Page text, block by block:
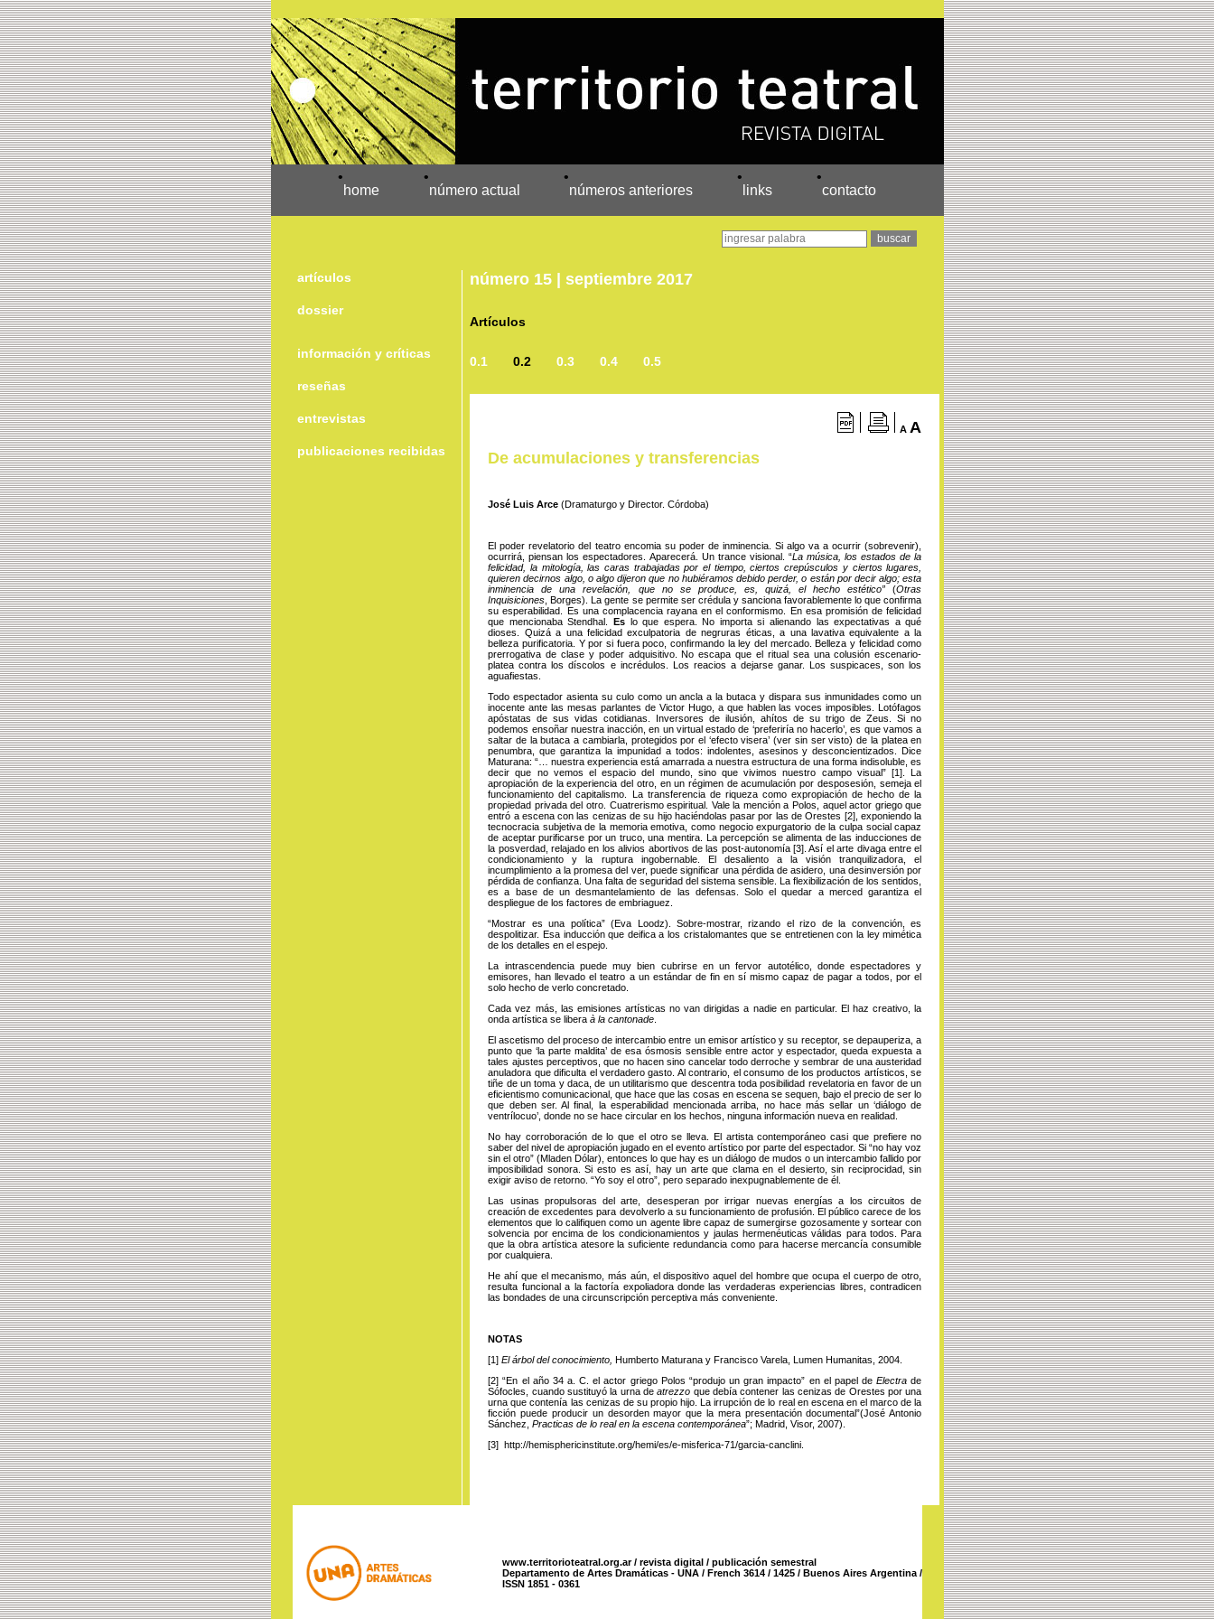
•
home
•
número actual
•
números anteriores
•
links
•
contacto
artículos
dossier
información y críticas
reseñas
entrevistas
publicaciones recibidas
número 15 | septiembre 2017
Artículos
0.1 0.2 0.3 0.4 0.5
A A
De acumulaciones y transferencias
José Luis Arce(Dramaturgo y Director. Córdoba)
El poder revelatorio del teatro encomia su poder de inminencia. Si algo va a ocurrir (sobrevenir),
ocurrirá, piensan los espectadores. Aparecerá. Un trance visional. “La música, los estados de la
felicidad, la mitología, las caras trabajadas por el tiempo, ciertos crepúsculos y ciertos lugares,
quieren decirnos algo, o algo dijeron que no hubiéramos debido perder, o están por decir algo; esta
inminencia de una revelación, que no se produce, es, quizá, el hecho estético” (Otras
Inquisiciones , Borges). La gente se permite ser crédula y sanciona favorablemente lo que confirma
su esperabilidad. Es una complacencia rayana en el conformismo. En esa promisión de felicidad
que mencionaba Stendhal. Eslo que espera. No importa si alienando las expectativas a qué
dioses. Quizá a una felicidad exculpatoria de negruras éticas, a una lavativa equivalente a la
belleza purificatoria. Y por si fuera poco, confirmando la ley del mercado. Belleza y felicidad como
prerrogativa de clase y poder adquisitivo. No escapa que el ritual sea una colusión escenario-
platea contra los díscolos e incrédulos. Los reacios a dejarse ganar. Los suspicaces, son los
aguafiestas.
Todo espectador asienta su culo como un ancla a la butaca y dispara sus inmunidades como un
inocente ante las mesas parlantes de Victor Hugo, a que hablen las voces imposibles. Lotófagos
apóstatas de sus vidas cotidianas. Inversores de ilusión, ahítos de su trigo de Zeus. Si no
podemos ensoñar nuestra inacción, en un virtual estado de ‘preferiría no hacerlo’, es que vamos a
saltar de la butaca a cambiarla, protegidos por el ‘efecto visera’ (ver sin ser visto) de la platea en
penumbra, que garantiza la impunidad a todos: indolentes, asesinos y desconcientizados. Dice
Maturana: “… nuestra experiencia está amarrada a nuestra estructura de una forma indisoluble, es
decir que no vemos el espacio del mundo, sino que vivimos nuestro campo visual”[1] .La
apropiación de la experiencia del otro, en un régimen de acumulación por desposesión, semeja el
funcionamiento del capitalismo. La transferencia de riqueza como expropiación de hecho de la
propiedad privada del otro. Cuatrerismo espiritual. Vale la mención a Polos, aquel actor griego que
entró a escena con las cenizas de su hijo haciéndolas pasar por las de Orestes [2], exponiendola
tecnocracia subjetiva de la memoria emotiva, como negocio expurgatorio de la culpa social capaz
de aceptar purificarse por un truco, una mentira. La percepción se alimenta de las inducciones de
la posverdad, relajado en los alivios abortivos de las post-autonomía [3] .Así el arte divaga entre el
condicionamiento y la ruptura ingobernable. El desaliento a la visión tranquilizadora, el
incumplimiento a la promesa del ver, puede significar una pérdida de asidero, una desinversión por
pérdida de confianza. Una falta de seguridad del sistema sensible. La flexibilización de los sentidos,
es a base de un desmantelamiento de las defensas. Solo el quedar a merced garantiza el
despliegue de los factores de embriaguez.
“Mostrar es una política” (Eva Loodz). Sobre-mostrar, rizando el rizo de la convención, es
despolitizar. Esa inducción que deifica a los cristalomantes que se entretienen con la ley mimética
de los detalles en el espejo.
La intrascendencia puede muy bien cubrirse en un fervor autotélico, donde espectadores y
emisores, han llevado el teatro a un estándar de fin en sí mismo capaz de pagar a todos, por el
solo hecho de verlo concretado.
Cada vez más, las emisiones artísticas no van dirigidas a nadie en particular. El haz creativo, la
onda artística se liberaà la cantonade
El ascetismo del proceso de intercambio entre un emisor artístico y su receptor, se depauperiza, a
punto que ‘la parte maldita’ de esa ósmosis sensible entre actor y espectador, queda expuesta a
tales ajustes perceptivos, que no hacen sino cancelar todo derroche y sembrar de una austeridad
anuladora que dificulta el verdadero gasto. Al contrario, el consumo de los productos artísticos, se
tiñe de un toma y daca, de un utilitarismo que descentra toda posibilidad revelatoria en favor de un
eficientismo comunicacional, que hace que las cosas en escena se sequen, bajo el precio de ser lo
que deben ser. Al final, la esperabilidad mencionada arriba, no hace más sellar un ‘diálogo de
ventrílocuo’, donde no se hace circular en los hechos, ninguna información nueva en realidad.
No hay corroboración de lo que el otro se lleva. El artista contemporáneo casi que prefiere no
saber del nivel de apropiación jugado en el evento artístico por parte del espectador. Si “no hay voz
sin el otro” (Mladen Dólar), entonces lo que hay es un diálogo de mudos o un intercambio fallido por
imposibilidad sonora. Si esto es así, hay un arte que clama en el desierto, sin reciprocidad, sin
exigir aviso de retorno. “Yo soy el otro”, pero separado inexpugnablemente de él.
Las usinas propulsoras del arte, desesperan por irrigar nuevas energías a los circuitos de
creación de excedentes para devolverlo a su funcionamiento de profusión. El público carece de los
elementos que lo califiquen como un agente libre capaz de sumergirse gozosamente y sortear con
solvencia por encima de los condicionamientos y jaulas hermenéuticas válidas para todos. Para
que la obra artística atesore la suficiente redundancia como para hacerse mercancía consumible
por cualquiera.
He ahí que el mecanismo, más aún, el dispositivo aquel del hombre que ocupa el cuerpo de otro,
resulta funcional a la factoría expoliadora donde las verdaderas experiencias libres, contradicen
las bondades de una circunscripción perceptiva más conveniente.
NOTAS
[1] El árboldel conocimiento, Humberto Maturana y Francisco Varela, Lumen Humanitas, 2004.
[2] “En el año 34 a. C. el actor griego Polos “produjo un gran impacto” en el papel deElectra de
Sófocles, cuando sustituyó la urna deatrezzo que debía contener las cenizas de Orestes por una
urna que contenía las cenizas de su propio hijo. La irrupción de lo real en escena en el marco de la
ficción puede producir un desorden mayor que la mera presentación documental”(José Antonio
Sánchez,Practicas de lo real en la escena contemporánea”; Madrid, Visor, 2007).
[3] http://hemisphericinstitute.org/hemi/es/e-misferica-71/garcia-canclini.
www.territorioteatral.org.ar / revista digital / publicación semestral
Departamento de Artes Dramáticas - UNA / French 3614 / 1425 / Buenos Aires Argentina /
ISSN 1851 - 0361